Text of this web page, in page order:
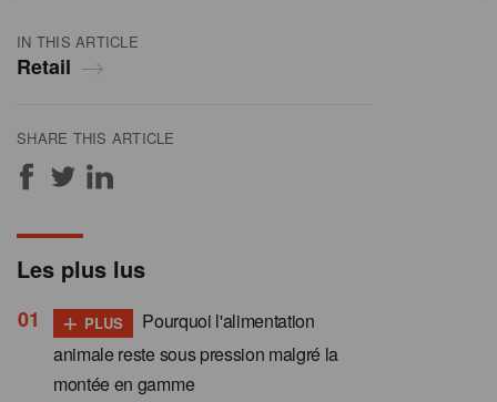
IN THIS ARTICLE
Retail
SHARE THIS ARTICLE
Les plus lus
+ PLUS
Pourquoi l'alimentation
animale reste sous pression malgré la
montée en gamme